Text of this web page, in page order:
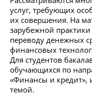
услуг, требующих
их совершения. На
зарубежной
переводу денежных
финансовых
Для студентов
обучающихся по
«Финансы и кредит»,
темой.